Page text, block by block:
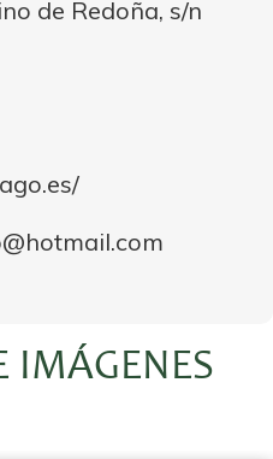
de Redoña, s/n
IMÁGENES